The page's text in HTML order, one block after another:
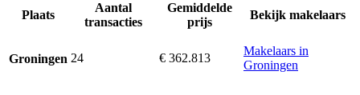
Plaats
Aantal
transacties
Gemiddelde
prijs
Bekijk makelaars
Groningen 24 € 362.813
Makelaars in
Groningen